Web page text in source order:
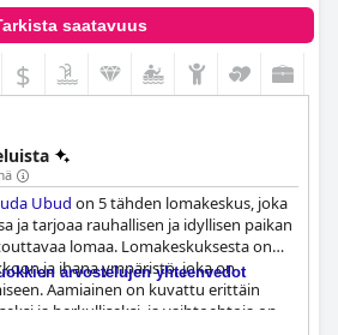
saatavuus
$
Ubud on 5 tähden lomakeskus, joka
ja tarjoaa rauhallisen ja idyllisen paikan
lomaa. Lomakeskuksesta on
ja ihana ympäristö, joka on
Aamiainen on kuvattu erittäin
ja herkulliseksi, ja vaihtoehtoja on
arvostelujen yhteenvedot